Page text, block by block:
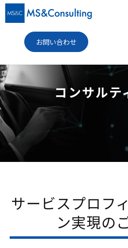
お問い合わせ
サービス
セミナー
導入事例
コラム
ニュース
コンサルテ
サービスプロフ
ン実現の